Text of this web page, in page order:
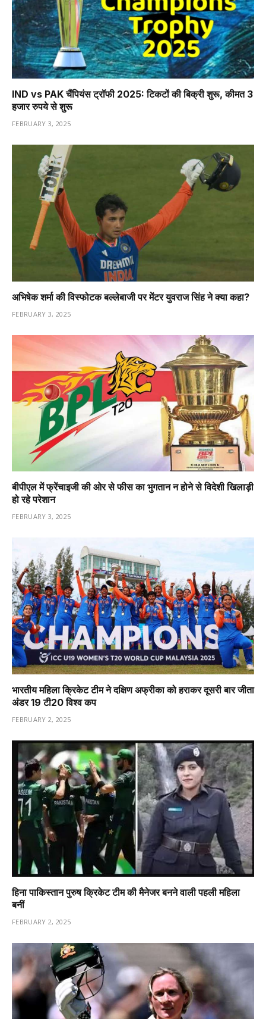
IND vs PAK चैंपियंस ट्रॉफी 2025: टिकटों की बिक्री शुरू, कीमत 3
हजार रुपये से शुरू
FEBRUARY 3, 2025
अभिषेक शर्मा की विस्फोटक बल्लेबाजी पर मेंटर युवराज सिंह ने क्या कहा?
FEBRUARY 3, 2025
बीपीएल में फ्रेंचाइजी की ओर से फीस का भुगतान न होने से विदेशी खिलाड़ी
हो रहे परेशान
FEBRUARY 3, 2025
भारतीय महिला क्रिकेट टीम ने दक्षिण अफ्रीका को हराकर दूसरी बार जीता
अंडर 19 टी20 विश्व कप
FEBRUARY 2, 2025
हिना पाकिस्तान पुरुष क्रिकेट टीम की मैनेजर बनने वाली पहली महिला
बनीं
FEBRUARY 2, 2025